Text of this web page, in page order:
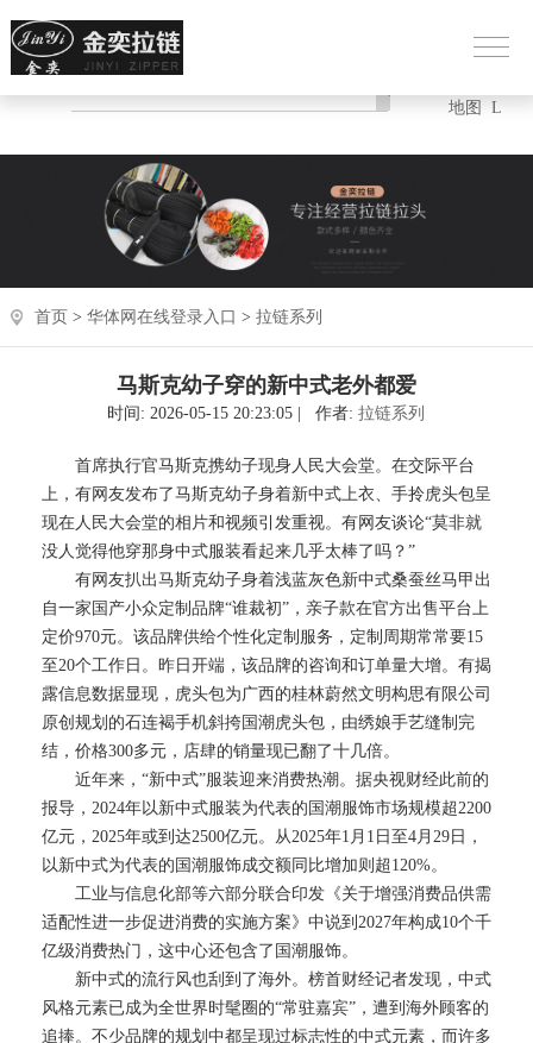
HOT热门：
网站
地图
XM
L
首页 > 华体网在线登录入口 > 拉链系列
马斯克幼子穿的新中式老外都爱
时间: 2026-05-15 20:23:05 | 作者:拉链系列
首席执行官马斯克携幼子现身人民大会堂。在交际平台
上，有网友发布了马斯克幼子身着新中式上衣、手拎虎头包呈
现在人民大会堂的相片和视频引发重视。有网友谈论“莫非就
没人觉得他穿那身中式服装看起来几乎太棒了吗？”
有网友扒出马斯克幼子身着浅蓝灰色新中式桑蚕丝马甲出
自一家国产小众定制品牌“谁裁初”，亲子款在官方出售平台上
定价970元。该品牌供给个性化定制服务，定制周期常常要15
至20个工作日。昨日开端，该品牌的咨询和订单量大增。有揭
露信息数据显现，虎头包为广西的桂林蔚然文明构思有限公司
原创规划的石连褐手机斜挎国潮虎头包，由绣娘手艺缝制完
结，价格300多元，店肆的销量现已翻了十几倍。
近年来，“新中式”服装迎来消费热潮。据央视财经此前的
报导，2024年以新中式服装为代表的国潮服饰市场规模超2200
亿元，2025年或到达2500亿元。从2025年1月1日至4月29日，
以新中式为代表的国潮服饰成交额同比增加则超120%。
工业与信息化部等六部分联合印发《关于增强消费品供需
适配性进一步促进消费的实施方案》中说到2027年构成10个千
亿级消费热门，这中心还包含了国潮服饰。
新中式的流行风也刮到了海外。榜首财经记者发现，中式
风格元素已成为全世界时髦圈的“常驻嘉宾”，遭到海外顾客的
追捧。不少品牌的规划中都呈现过标志性的中式元素，而许多